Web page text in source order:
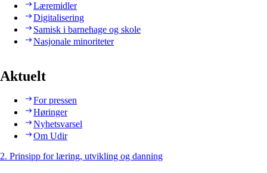
Læremidler
Digitalisering
Samisk i barnehage og skole
Nasjonale minoriteter
Aktuelt
For pressen
Høringer
Nyhetsvarsel
Om Udir
2. Prinsipp for læring, utvikling og danning